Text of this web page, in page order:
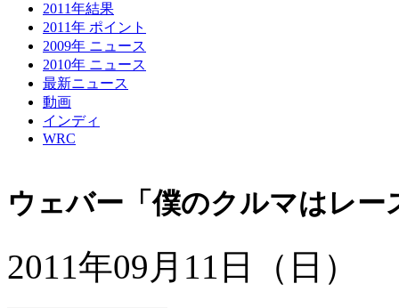
2011年結果
2011年 ポイント
2009年 ニュース
2010年 ニュース
最新ニュース
動画
インディ
WRC
ウェバー「僕のクルマはレ
2011年09月11日（日）